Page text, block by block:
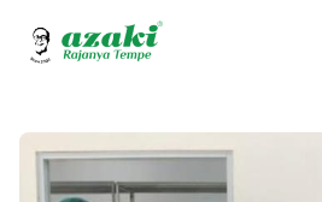
content